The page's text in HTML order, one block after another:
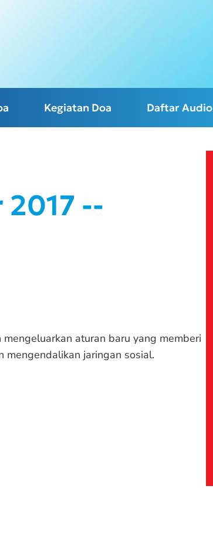
Kegiatan Doa Daftar Audio
--
aturan baru yang memberi
mengendalikan jaringan sosial.